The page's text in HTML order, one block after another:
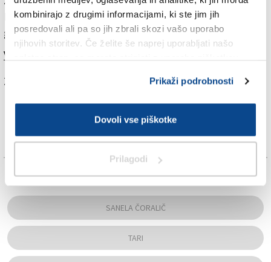
kombinirajo z drugimi informacijami, ki ste jim jih
posredovali ali pa so jih zbrali skozi vašo uporabo
njihovih storitev. Če želite še naprej uporabljati našo
Prikaži podrobnosti
Dovoli vse piškotke
Prilagodi
Računi se ne bodo znižali le pri enočlanskih
gospodinjstvih.
Več v današnjem (petkovem) Primorskem dnevniku.
Za branje in pisanje komentarjevje potrebna prijava
TAGS:
SANELA ČORALIČ
TARI